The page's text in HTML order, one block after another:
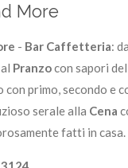
More
- Bar Caffetteria:
Pranzocon sapori
con primo, secondo e
serale alla Cena
fatti in casa.